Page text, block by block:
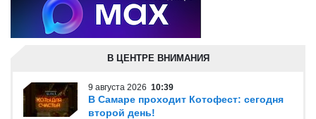
В ЦЕНТРЕ ВНИМАНИЯ
9 августа 2026 10:39
В Самаре проходит Котофест: сегодня
второй день!